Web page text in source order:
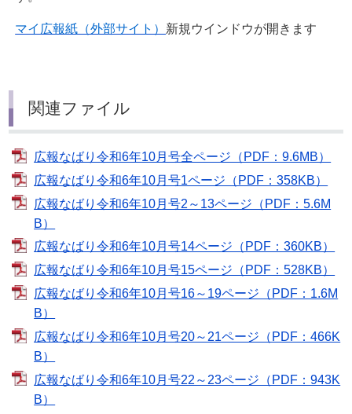
マイ広報紙（外部サイト） 新規ウインドウが開きます
関連ファイル
広報なばり令和6年10月号全ページ（PDF：9.6MB）
広報なばり令和6年10月号1ページ（PDF：358KB）
広報なばり令和6年10月号2～13ページ（PDF：5.6M
B）
広報なばり令和6年10月号14ページ（PDF：360KB）
広報なばり令和6年10月号15ページ（PDF：528KB）
広報なばり令和6年10月号16～19ページ（PDF：1.6M
B）
広報なばり令和6年10月号20～21ページ（PDF：466K
B）
広報なばり令和6年10月号22～23ページ（PDF：943K
B）